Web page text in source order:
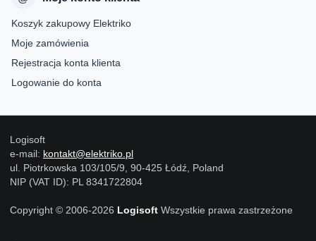
Koszyk zakupowy Elektriko
Moje zamówienia
Rejestracja konta klienta
Logowanie do konta
Logisoft
e-mail: kontakt@elektriko.pl
ul. Piotrkowska 103/105/9, 90-425 Łódź, Poland
NIP (VAT ID): PL 8341722804
Copyright © 2006-2026 Logisoft Wszystkie prawa zastrzeżone